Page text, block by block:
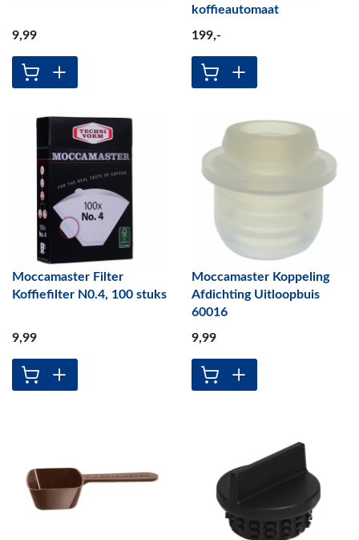
9,99
koffieautomaat
199,-
Moccamaster Filter
Koffiefilter N0.4, 100 stuks
9,99
Moccamaster Koppeling
Afdichting Uitloopbuis
60016
9,99